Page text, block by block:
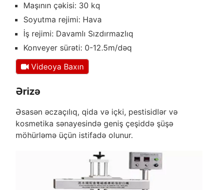
Maşının çəkisi: 30 kq
Soyutma rejimi: Hava
İş rejimi: Davamlı Sızdırmazlıq
Konveyer sürəti: 0-12.5m/dəq
Videoya Baxın
Ərizə
Əsasən əczaçılıq, qida və içki, pestisidlər və
kosmetika sənayesində geniş çeşiddə şüşə
möhürləmə üçün istifadə olunur.